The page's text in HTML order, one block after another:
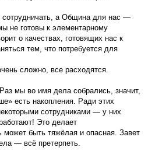
а Община для нас —
не готовы к элементарному
о качествах, готовящих нас к
тем, что потребуется для
сложно, все расходятся.
мы во имя дела собрались, значит,
есть накопления. Ради этих
сотрудниками — у них
Это делает
может быть тяжёлая и опасная. Завет
— всё претерпеть.